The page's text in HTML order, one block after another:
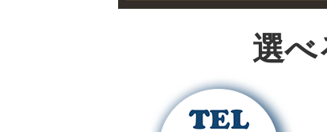
は、STOP LIGHT 製のシルバ
ォレットに比べ、コンパクト
で使い勝手が良いサイズのミ選べ